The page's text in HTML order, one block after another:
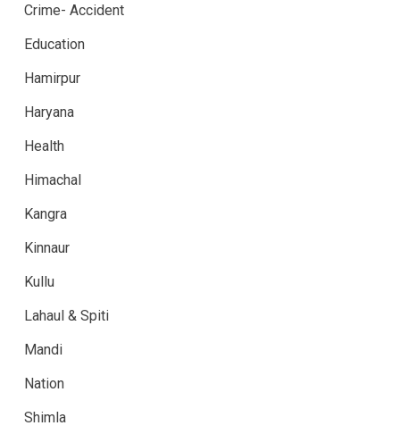
Crime- Accident
Education
Hamirpur
Haryana
Health
Himachal
Kangra
Kinnaur
Kullu
Lahaul & Spiti
Mandi
Nation
Shimla